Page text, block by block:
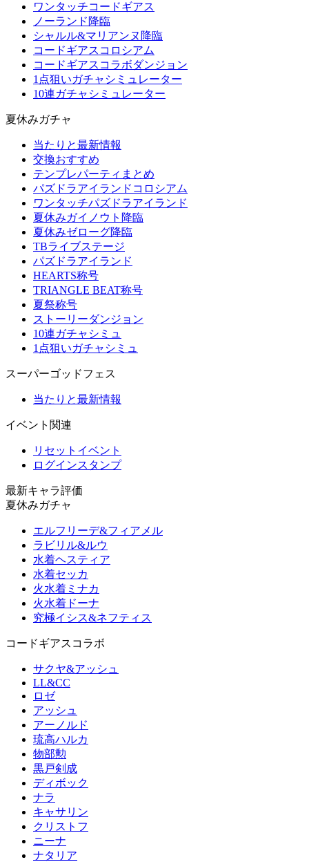
ワンタッチコードギアス
ノーランド降臨
シャルル&マリアンヌ降臨
コードギアスコロシアム
コードギアスコラボダンジョン
1点狙いガチャシミュレーター
10連ガチャシミュレーター
夏休みガチャ
当たりと最新情報
交換おすすめ
テンプレパーティまとめ
パズドラアイランドコロシアム
ワンタッチパズドラアイランド
夏休みガイノウト降臨
夏休みゼローグ降臨
TBライブステージ
パズドラアイランド
HEARTS称号
TRIANGLE BEAT称号
夏祭称号
ストーリーダンジョン
10連ガチャシミュ
1点狙いガチャシミュ
スーパーゴッドフェス
当たりと最新情報
イベント関連
リセットイベント
ログインスタンプ
最新キャラ評価
夏休みガチャ
エルフリーデ&フィアメル
ラビリル&ルウ
水着ヘスティア
水着セッカ
火水着ミナカ
火水着ドーナ
究極イシス&ネフティス
コードギアスコラボ
サクヤ&アッシュ
LL&CC
ロゼ
アッシュ
アーノルド
琉高ハルカ
物部勲
黒戸剣成
ディボック
ナラ
キャサリン
クリストフ
ニーナ
ナタリア